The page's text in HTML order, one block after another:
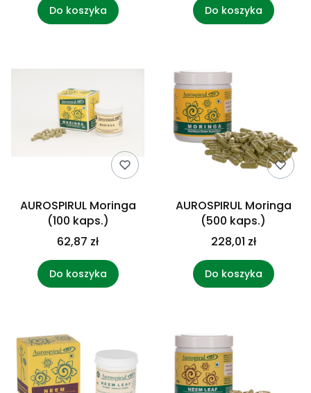
Do koszyka Do koszyka
AUROSPIRUL Moringa
(100 kaps.)
62,87 zł
Do koszyka
AUROSPIRUL Moringa
(500 kaps.)
228,01 zł
Do koszyka